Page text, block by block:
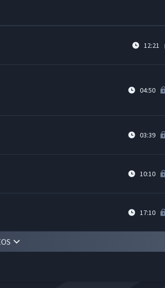
12:21
04:50
03:39
10:10
17:10
07:05